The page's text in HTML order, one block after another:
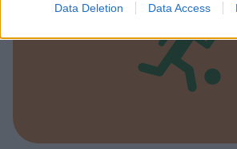
Data Deletion Data Access